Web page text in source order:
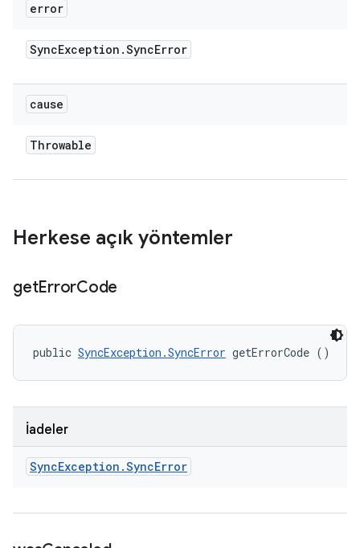
error
SyncException .SyncError
cause
Throwable
Herkese açık yöntemler
getErrorCode
public SyncException.SyncError getErrorCode ()
İadeler
SyncException .SyncError